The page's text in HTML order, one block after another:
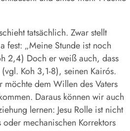
tatsächlich. Zwar stellt
fest: „Meine Stunde ist noch
2,4) Doch er weiß auch, dass
Koh 3,1-8), seinen Kairós.
dem Willen des Vaters
Daraus können wir auch
lernen: Jesu Rolle ist nicht
mechanischen Korrektors